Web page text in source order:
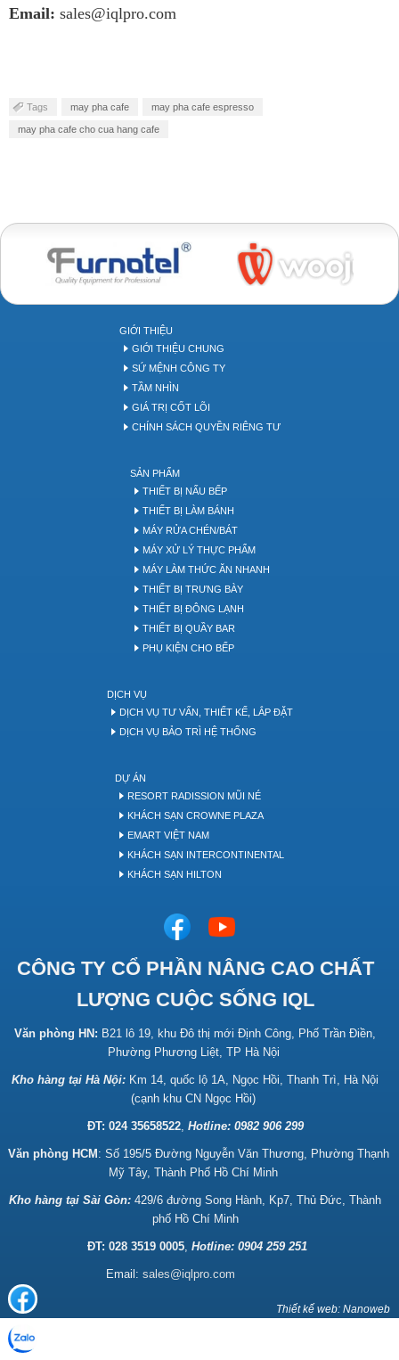
Email: sales@iqlpro.com
Tags may pha cafe may pha cafe espresso
may pha cafe cho cua hang cafe
GIỚI THIỆU
GIỚI THIỆU CHUNG
SỨ MỆNH CÔNG TY
TẦM NHÌN
GIÁ TRỊ CỐT LÕI
CHÍNH SÁCH QUYỀN RIÊNG TƯ
SẢN PHẨM
THIẾT BỊ NẤU BẾP
THIẾT BỊ LÀM BÁNH
MÁY RỬA CHÉN/BÁT
MÁY XỬ LÝ THỰC PHẨM
MÁY LÀM THỨC ĂN NHANH
THIẾT BỊ TRƯNG BÀY
THIẾT BỊ ĐÔNG LẠNH
THIẾT BỊ QUẦY BAR
PHỤ KIỆN CHO BẾP
DỊCH VỤ
DỊCH VỤ TƯ VẤN, THIẾT KẾ, LẮP ĐẶT
DỊCH VỤ BẢO TRÌ HỆ THỐNG
DỰ ÁN
RESORT RADISSION MŨI NÉ
KHÁCH SẠN CROWNE PLAZA
EMART VIỆT NAM
KHÁCH SẠN INTERCONTINENTAL
KHÁCH SẠN HILTON
CÔNG TY CỔ PHẦN NÂNG CAO CHẤT
LƯỢNG CUỘC SỐNG IQL
Văn phòng HN: B21 lô 19, khu Đô thị mới Định Công, Phố Trần Điền,
Phường Phương Liệt, TP Hà Nội
Kho hàng tại Hà Nội: Km 14, quốc lộ 1A, Ngọc Hồi, Thanh Trì, Hà Nội
(cạnh khu CN Ngọc Hồi)
ĐT: 024 35658522, Hotline: 0982 906 299
Văn phòng HCM : Số 195/5 Đường Nguyễn Văn Thương, Phường Thạnh
Mỹ Tây, Thành Phố Hồ Chí Minh
Kho hàng tại Sài Gòn: 429/6 đường Song Hành, Kp7, Thủ Đức, Thành
phố Hồ Chí Minh
ĐT: 028 3519 0005, Hotline: 0904 259 251
Email: sales@iqlpro.com
Thiết kế web: Nanoweb